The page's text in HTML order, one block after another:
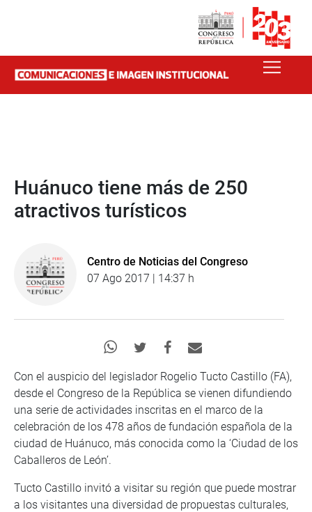
Huánuco tiene más de 250
atractivos turísticos
Centro de Noticias del Congreso
07 Ago 2017 | 14:37 h
Con el auspicio del legislador Rogelio Tucto Castillo (FA),
desde el Congreso de la República se vienen difundiendo
una serie de actividades inscritas en el marco de la
celebración de los 478 años de fundación española de la
ciudad de Huánuco, más conocida como la ‘Ciudad de los
Caballeros de León’.
Tucto Castillo invitó a visitar su región que puede mostrar
a los visitantes una diversidad de propuestas culturales,